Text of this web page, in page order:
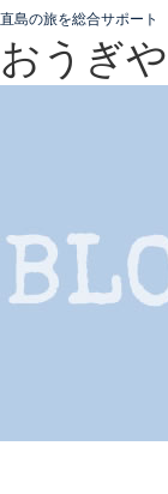
直島の旅を総合サポート
おうぎや